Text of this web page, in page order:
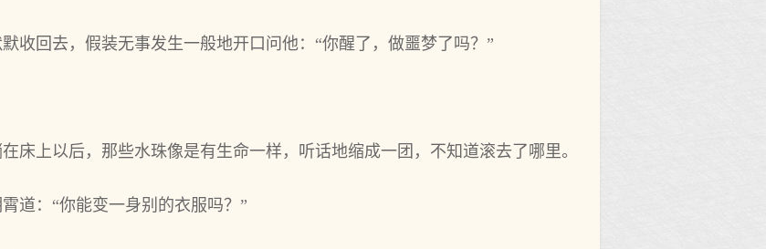
收回去，假装无事发生一般地开口问他：“你醒了，做噩梦了吗？”
床上以后，那些水珠像是有生命一样，听话地缩成一团，不知道滚去了哪里。
道：“你能变一身别的衣服吗？”